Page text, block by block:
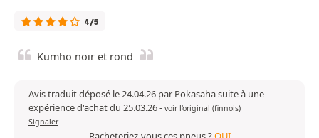
4/5
Kumho noir et rond
Avis traduit déposé le 24.04.26 par Pokasaha suite à une
expérience d'achat du 25.03.26- voir l'original (finnois)
Signaler